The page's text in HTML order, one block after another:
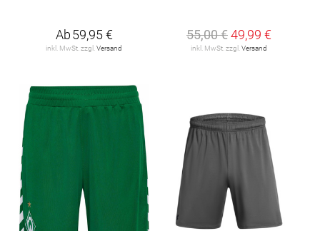
Ab59,95 €
inkl. MwSt. zzgl. Versand
55,00 €49,99 €
inkl. MwSt. zzgl. Versand